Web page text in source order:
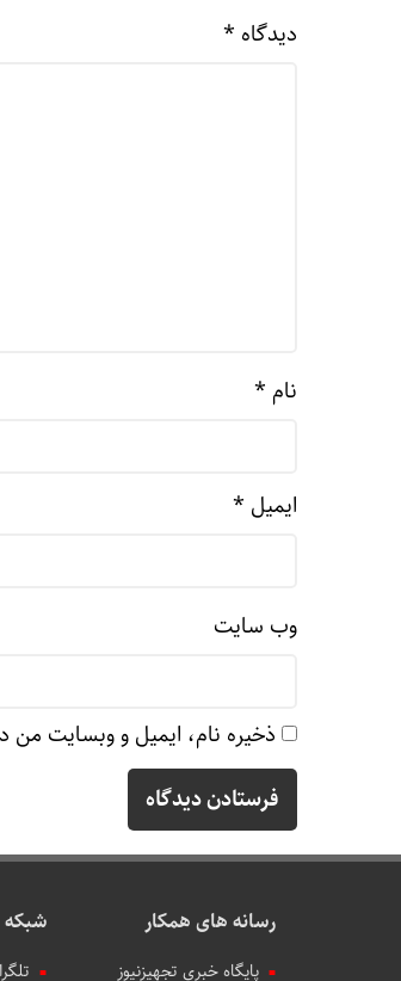
دیدگاه *
نام *
ایمیل *
وب‌ سایت
ذخیره نام، ایمیل و وبسایت من
رسانه های همکار
پایگاه خبری تجهیزنیوز
شبکه